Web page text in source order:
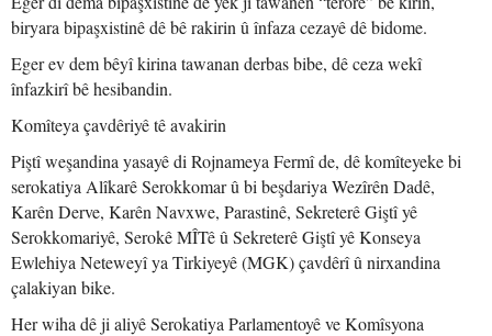
biryara bipaşxistinê dê bê rakirin û înfaza cezayê dê bidome.
Eger ev dem bêyî kirina tawanan derbas bibe, dê ceza wekî
înfazkirî bê hesibandin.
Komîteya çavdêriyê tê avakirin
Piştî weşandina yasayê di Rojnameya Fermî de, dê komîteyeke bi
serokatiya Alîkarê Serokkomar û bi beşdariya Wezîrên Dadê,
Karên Derve, Karên Navxwe, Parastinê, Sekreterê Giştî yê
Serokkomariyê, Serokê MÎTê û Sekreterê Giştî yê Konseya
Ewlehiya Neteweyî ya Tirkiyeyê (MGK) çavdêrî û nirxandina
çalakiyan bike.
Her wiha dê ji aliyê Serokatiya Parlamentoyê ve Komîsyona